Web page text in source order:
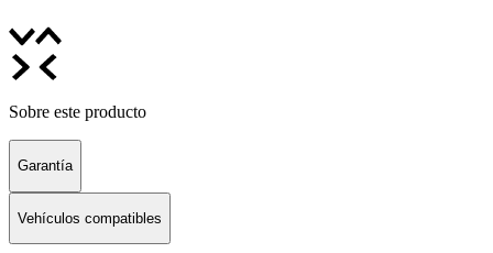
Sobre este producto
Garantía
Vehículos compatibles